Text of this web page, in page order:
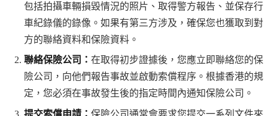
包括拍攝車輛損毀情況的照片、取得警方報告、並保存行
車紀錄儀的錄像。如果有第三方涉及，確保您也獲取到對
方的聯絡資料和保險資料。
聯絡保險公司： 在取得初步證據後，您應立即聯絡您的保
險公司，向他們報告事故並啟動索償程序。根據香港的規
定，您必須在事故發生後的指定時間內通知保險公司。
提交索償申請： 保險公司通常會要求您提交一系列文件來